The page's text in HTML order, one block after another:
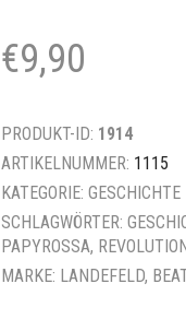
€9,90
PRODUKT-ID: 1914
ARTIKELNUMMER: 1115
KATEGORIE: GESCHICHTE
SCHLAGWÖRTER:
PAPYROSSA,
MARKE: LANDEFELD,